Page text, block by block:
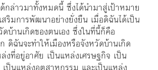
กล่าวมาทั้งหมดนี้ ซึ่งได้นำมาสู่เป้าหมาย
สริมการพัฒนาอย่างยั่งยืน เมื่อดิฉันได้เป็น
บ้านเกิดของตนเอง ซึ่งในที่นี้ก็คือ
ดิฉันจะทำให้เมืองหรือจังหวัดบ้านเกิด
งที่อยู่อาศัย เป็นแหล่งเศรษฐกิจ เป็น